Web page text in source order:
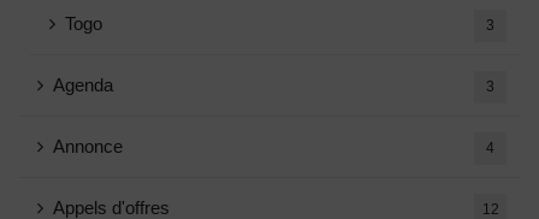
Togo 3
Agenda 3
Annonce 4
Appels d'offres 12